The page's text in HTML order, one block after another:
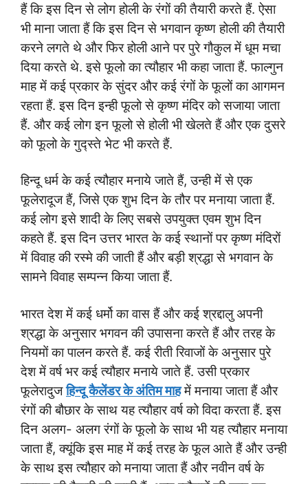
हैं कि इस दिन से लोग होली के रंगों की तैयारी करते हैं. ऐसा
भी माना जाता हैं कि इस दिन से भगवान कृष्ण होली की तैयारी
करने लगते थे और फिर होली आने पर पुरे गौकुल में धूम मचा
दिया करते थे. इसे फूलो का त्यौहार भी कहा जाता हैं. फाल्गुन
माह में कई प्रकार के सुंदर और कई रंगों के फूलों का आगमन
रहता हैं. इस दिन इन्ही फूलो से कृष्ण मंदिर को सजाया जाता
हैं. और कई लोग इन फूलो से होली भी खेलते हैं और एक दुसरे
को फूलो के गुद्स्ते भेट भी करते हैं.
हिन्दू धर्म के कई त्यौहार मनाये जाते हैं, उन्ही में से एक
फूलेरादूज हैं, जिसे एक शुभ दिन के तौर पर मनाया जाता हैं.
कई लोग इसे शादी के लिए सबसे उपयुक्त एवम शुभ दिन
कहते हैं. इस दिन उत्तर भारत के कई स्थानों पर कृष्ण मंदिरों
में विवाह की रस्मे की जाती हैं और बड़ी श्रद्धा से भगवान के
सामने विवाह सम्पन्न किया जाता हैं.
भारत देश में कई धर्मो का वास हैं और कई श्रद्दालु अपनी
श्रद्धा के अनुसार भगवन की उपासना करते हैं और तरह के
नियमों का पालन करते हैं. कई रीती रिवाजों के अनुसार पुरे
देश में वर्ष भर कई त्यौहार मनाये जाते हैं. उसी प्रकार
फूलेरादुजहिन्दू कैलेंडर के अंतिम माहमें मनाया जाता हैं और
रंगों की बौछार के साथ यह त्यौहार वर्ष को विदा करता हैं. इस
दिन अलग- अलग रंगों के फूलो के साथ भी यह त्यौहार मनाया
जाता हैं, क्यूंकि इस माह में कई तरह के फूल आते हैं और उन्ही
के साथ इस त्यौहार को मनाया जाता हैं और नवीन वर्ष के